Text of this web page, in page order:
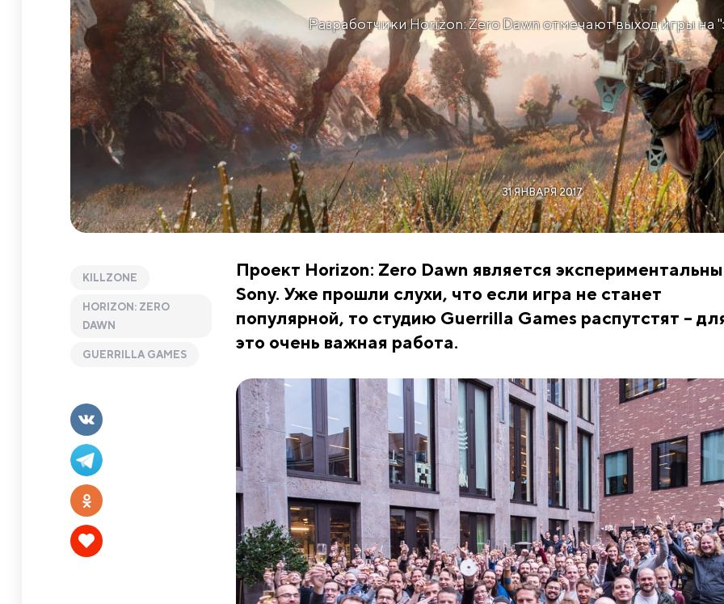
Разработчики Horizon: Zero Dawn отмечают выход игры на
31 ЯНВАРЯ 2017
KILLZONE
HORIZON: ZERO
DAWN
GUERRILLA GAMES
Проект Horizon: Zero Dawn является
Sony. Уже прошли слухи, что если игра не станет
популярной, то студию Guerrilla Games распутстят –
это очень важная работа.